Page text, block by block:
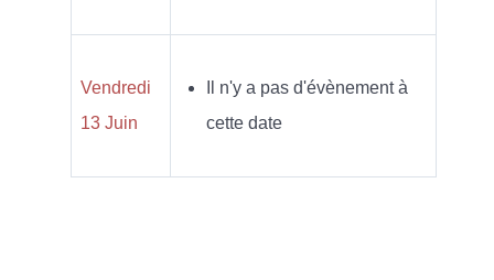
Vendredi
13 Juin
Il n'y a pas d'évènement à
cette date